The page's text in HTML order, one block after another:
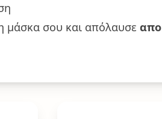
μάσκα σου και απόλαυσε